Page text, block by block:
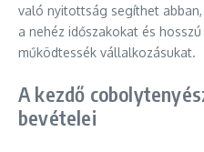
való nyitottság segíthet
a nehéz időszakokat és
működtessék vállalkozásukat.
A kezdő
bevételei